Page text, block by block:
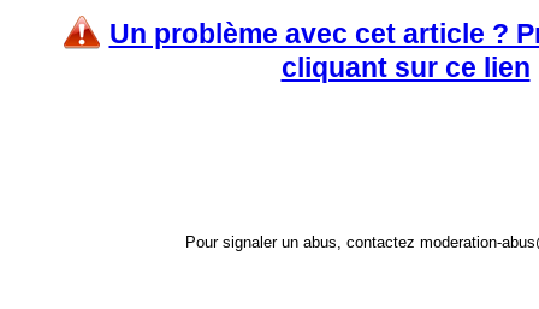
Un problème avec cet article ?
cliquant sur ce lien
Pour signaler un abus, contactez moderation-